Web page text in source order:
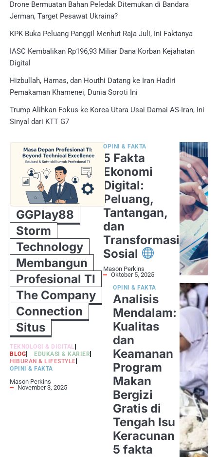
Drone Bermuatan Bahan Peledak Ditemukan di Bandara
Jerman, Target Pesawat Ukraina?
KPK Buka Peluang Panggil Menhut Raja Juli, Ini Faktanya
IASC Kembalikan Rp196,93 Miliar Dana Korban Kejahatan
Digital
Hizbullah, Hamas, dan Houthi Datang ke Iran Hadiri
Pemakaman Khamenei, Dunia Soroti Ini
Trump Alihkan Fokus ke Korea Utara Usai Damai AS-Iran, Ini
Sinyal dari KTT G7
GGPlay88
Storm
Technology
Membangun
Profesional TI
The Company
Connection
Situs
TEKNOLOGI & DIGITAL
BLOG
EDUKASI & KARIER
HIBURAN & LIFESTYLE
OPINI & FAKTA
Mason Perkins
November 3, 2025
5 Fakta
Ekonomi
Digital:
Peluang,
Tantangan,
dan
Transformasi
Sosial
OPINI & FAKTA
Mason Perkins
Oktober 5, 2025
Analisis
Mendalam:
Kualitas
dan
Keamanan
Program
Makan
Bergizi
Gratis di
Tengah Isu
Keracunan
5 fakta
OPINI & FAKTA